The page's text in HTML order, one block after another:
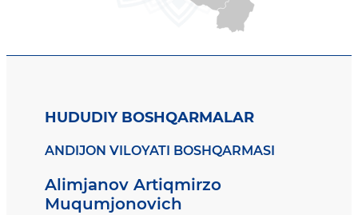
HUDUDIY BOSHQARMALAR
ANDIJON VILOYATI BOSHQARMASI
Alimjanov Artiqmirzo
Muqumjonovich